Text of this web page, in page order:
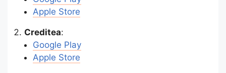
Apple Store
Creditea:
Google Play
Apple Store